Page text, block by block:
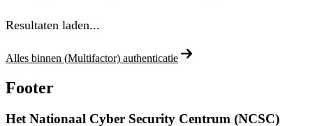
Resultaten laden...
Alles binnen (Multifactor) authenticatie
Footer
Het Nationaal Cyber Security Centrum (NCSC)